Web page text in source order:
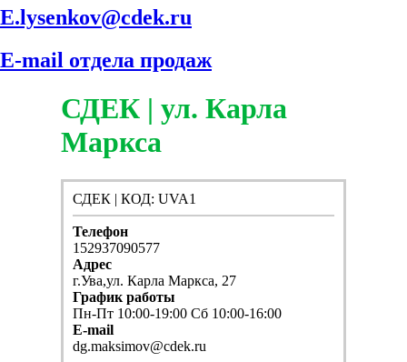
E.lysenkov@cdek.ru
E-mail отдела продаж
СДЕК | ул. Карла
Маркса
СДЕК | КОД: UVA1
Телефон
152937090577
Адрес
г.Ува,ул. Карла Маркса, 27
График работы
Пн-Пт 10:00-19:00 Сб 10:00-16:00
E-mail
dg.maksimov@cdek.ru